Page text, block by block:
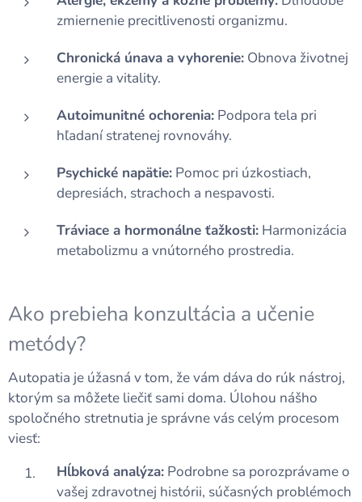
zmiernenie precitlivenosti organizmu.
Chronická únava a vyhorenie: Obnova životnej
energie a vitality.
Autoimunitné ochorenia: Podpora tela pri
hľadaní stratenej rovnováhy.
Psychické napätie: Pomoc pri úzkostiach,
depresiách, strachoch a nespavosti.
Tráviace a hormonálne ťažkosti: Harmonizácia
metabolizmu a vnútorného prostredia.
Ako prebieha konzultácia a učenie
metódy?
Autopatia je úžasná v tom, že vám dáva do rúk nástroj,
ktorým sa môžete liečiť sami doma. Úlohou nášho
spoločného stretnutia je správne vás celým procesom
viesť:
Hĺbková analýza: Podrobne sa porozprávame o
vašej zdravotnej histórii, súčasných problémoch